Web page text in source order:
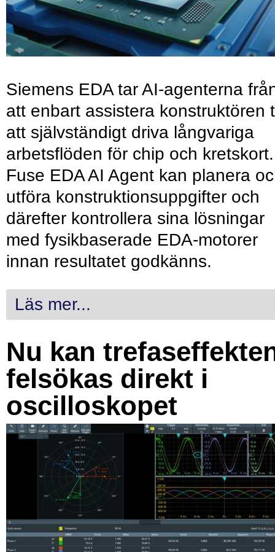
Siemens EDA tar AI-agenterna
att enbart assistera konstruktören
att självständigt driva långvariga
arbetsflöden för chip och kretskort.
Fuse EDA AI Agent kan planera
utföra konstruktionsuppgifter och
därefter kontrollera sina lösningar
med fysikbaserade EDA-motorer
innan resultatet godkänns.
Läs mer...
Nu kan
felsökas direkt i
oscilloskopet